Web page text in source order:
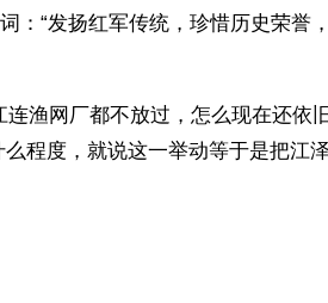
：“发扬红军传统，珍惜历史荣誉
渔网厂都不放过，怎么现在还依
程度，就说这一举动等于是把江